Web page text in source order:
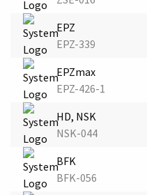
EPZ
EPZ-339
EPZmax
EPZ-426-1
HD, NSK
NSK-044
BFK
BFK-056